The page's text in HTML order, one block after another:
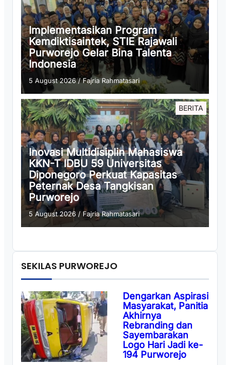
Implementasikan Program
Kemdiktisaintek, STIE Rajawali
Purworejo Gelar Bina Talenta
Indonesia
5 August 2026/Fajria Rahmatasari
BERITA
Inovasi Multidisiplin Mahasiswa
KKN-T IDBU 59 Universitas
Diponegoro Perkuat Kapasitas
Peternak Desa Tangkisan
Purworejo
5 August 2026 /Fajria Rahmatasari
SEKILAS PURWOREJO
Dengarkan Aspirasi
Masyarakat, Panitia
Akhirnya
Rebranding dan
Sayembarakan
Logo Hari Jadi ke-
194 Purworejo